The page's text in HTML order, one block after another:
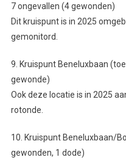
7 ongevallen (4 gewonden)
Dit kruispunt is in 2025
gemonitord.
9. Kruispunt Beneluxbaan
gewonde)
Ook deze locatie is in 2025
rotonde.
10. Kruispunt Beneluxbaan/
gewonden, 1 dode)